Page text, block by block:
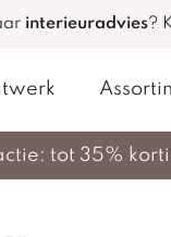
interieuradvies?
tot 35%